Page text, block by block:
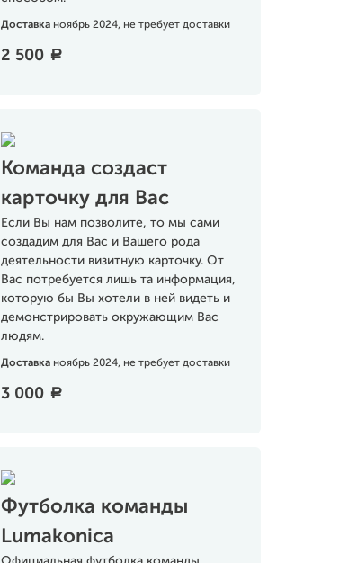
Доставка ноябрь 2024, не требует доставки
2 500 a
Команда создаст
карточку для Вас
Если Вы нам позволите, то мы сами
создадим для Вас и Вашего рода
деятельности визитную карточку. От
Вас потребуется лишь та информация,
которую бы Вы хотели в ней видеть и
демонстрировать окружающим Вас
людям.
Доставка ноябрь 2024, не требует доставки
3 000 a
Футболка команды
Lumakonica